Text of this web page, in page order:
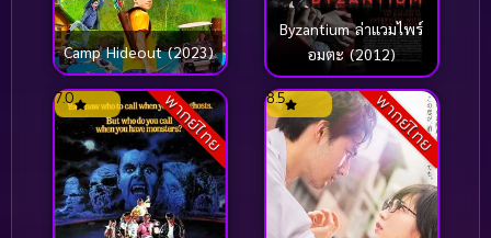
Camp Hideout (2023)
Byzantium ล่าแวมไพร์
อมตะ (2012)
พากย์ไทย
7.0 พากย์ไทย
8.5